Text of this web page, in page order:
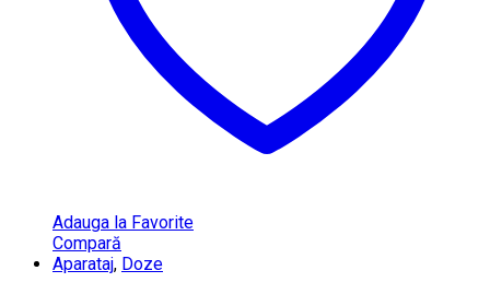
Adauga la Favorite
Compară
Aparataj, Doze